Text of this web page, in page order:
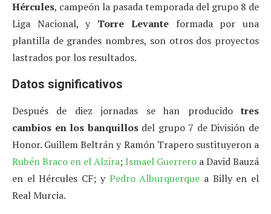
Hércules, campeón la pasada temporada del grupo 8 de
Liga Nacional, y Torre Levanteformada por una
plantilla de grandes nombres, son otros dos proyectos
lastrados por los resultados.
Datos significativos
Después de diez jornadas se han producidotres
cambios en los banquillosdel grupo 7 de División de
Honor. Guillem Beltrán y Ramón Trapero sustituyeron a
Rubén Braco en el Alzira;Ismael Guerrero a David Bauzá
en el Hércules CF; y Pedro Alburquerque a Billy en el
Real Murcia.